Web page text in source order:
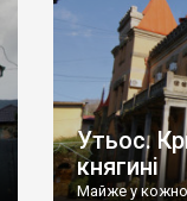
Утьос.
княгині
Майже у